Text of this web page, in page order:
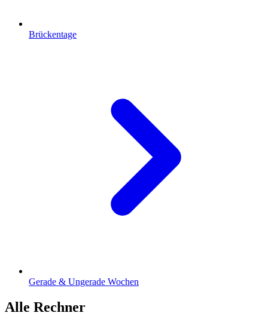
Brückentage
Gerade & Ungerade Wochen
Alle Rechner